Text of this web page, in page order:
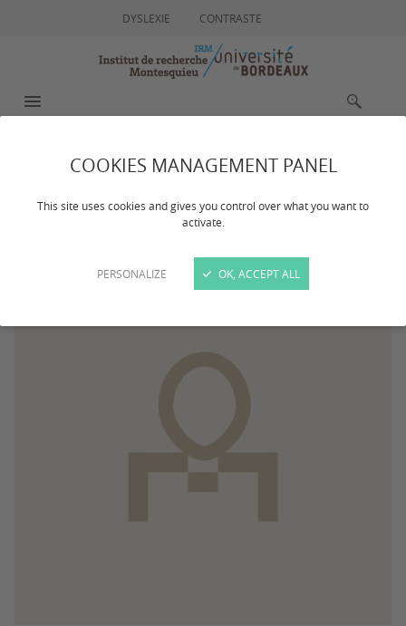
COOKIES MANAGEMENT PANEL
This site uses cookies and gives you control over what you want to
activate.
PERSONALIZE OK, ACCEPT ALL
DYSLEXIE CONTRASTE
GENESTE Nathalie